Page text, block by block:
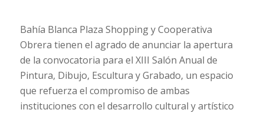
Bahía Blanca Plaza Shopping y Cooperativa
Obrera tienen el agrado de anunciar la apertura
de la convocatoria para el XIII Salón Anual de
Pintura, Dibujo, Escultura y Grabado, un espacio
que refuerza el compromiso de ambas
instituciones con el desarrollo cultural y artístico